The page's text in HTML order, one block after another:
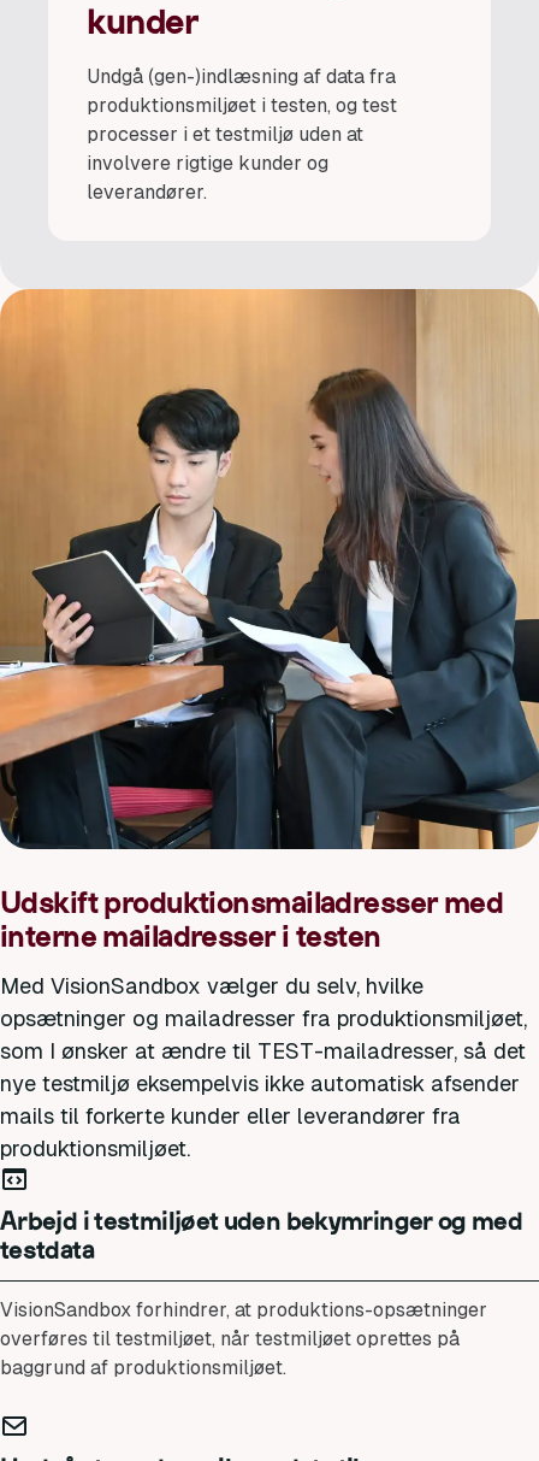
kunder
Undgå (gen-)indlæsning af data fra
produktionsmiljøet i testen, og test
processer i et testmiljø uden at
involvere rigtige kunder og
leverandører.
Udskift produktionsmailadresser med
interne mailadresser i testen
Med VisionSandbox vælger du selv, hvilke
opsætninger og mailadresser fra produktionsmiljøet,
som I ønsker at ændre til TEST-mailadresser, så det
nye testmiljø eksempelvis ikke automatisk afsender
mails til forkerte kunder eller leverandører fra
produktionsmiljøet.
Arbejd i testmiljøet uden bekymringer og med
testdata
VisionSandbox forhindrer, at produktions-opsætninger
overføres til testmiljøet, når testmiljøet oprettes på
baggrund af produktionsmiljøet.